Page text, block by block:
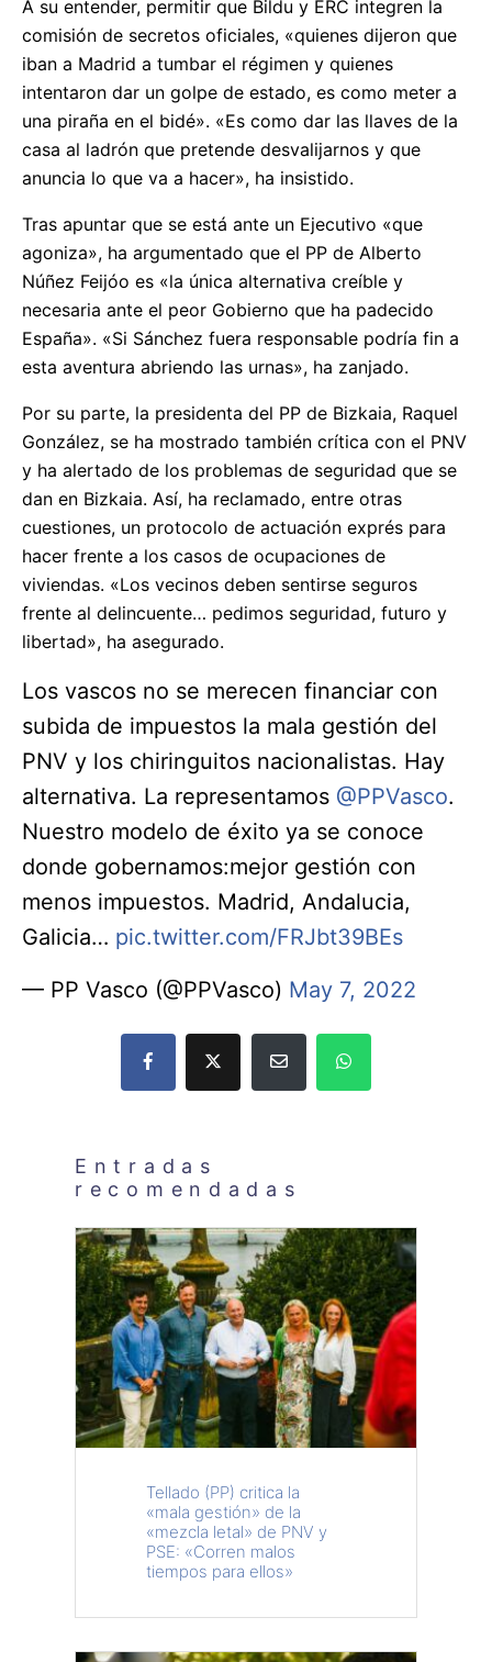
A su entender, permitir que Bildu y ERC integren la
comisión de secretos oficiales, «quienes dijeron que
iban a Madrid a tumbar el régimen y quienes
intentaron dar un golpe de estado, es como meter a
una piraña en el bidé». «Es como dar las llaves de la
casa al ladrón que pretende desvalijarnos y que
anuncia lo que va a hacer», ha insistido.
Tras apuntar que se está ante un Ejecutivo «que
agoniza», ha argumentado que el PP de Alberto
Núñez Feijóo es «la única alternativa creíble y
necesaria ante el peor Gobierno que ha padecido
España». «Si Sánchez fuera responsable podría fin a
esta aventura abriendo las urnas», ha zanjado.
Por su parte, la presidenta del PP de Bizkaia, Raquel
González, se ha mostrado también crítica con el PNV
y ha alertado de los problemas de seguridad que se
dan en Bizkaia. Así, ha reclamado, entre otras
cuestiones, un protocolo de actuación exprés para
hacer frente a los casos de ocupaciones de
viviendas. «Los vecinos deben sentirse seguros
frente al delincuente… pedimos seguridad, futuro y
libertad», ha asegurado.
Los vascos no se merecen financiar con
subida de impuestos la mala gestión del
PNV y los chiringuitos nacionalistas. Hay
alternativa. La representamos @PPVasco.
Nuestro modelo de éxito ya se conoce
donde gobernamos:mejor gestión con
menos impuestos. Madrid, Andalucia,
Galicia… pic.twitter.com/FRJbt39BEs
— PP Vasco (@PPVasco) May 7, 2022
Entradas
recomendadas
Tellado (PP) critica la
«mala gestión» de la
«mezcla letal» de PNV y
PSE: «Corren malos
tiempos para ellos»